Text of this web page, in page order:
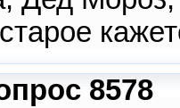
8578